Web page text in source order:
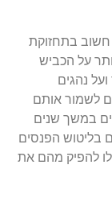
חשוב בתחזוקת
על הכביש
נהגים
לשמור אותם
במשך שנים
בליטוש הפנסים
להפיק מהם את